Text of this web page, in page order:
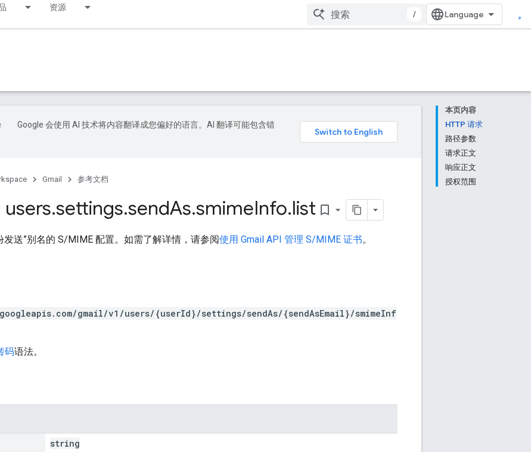
资源
/
本页内容
HTTP 请求
路径参数
请求正文
响应正文
授权范围
Google 会使用 AI 技术将内容翻译成您偏好的语言。AI 翻译可能包含错
Gmail 参考文档
.settings.sendAs.smimeInfo.list bookmark_border
发送”别名的 S/MIME 配置。如需了解详情，请参阅使用 Gmail API 管理 S/MIME 证书。
gmail/v1/users/{userId}/settings/sendAs/{sendAsEmail}/smimeInf
码语法。
string